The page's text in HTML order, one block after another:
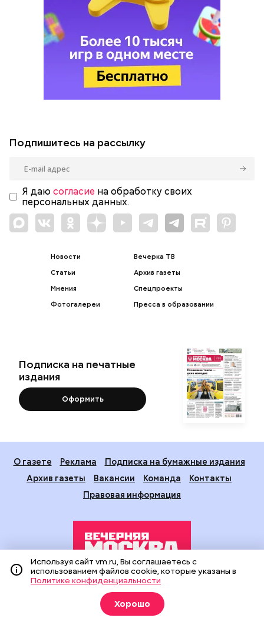
Подпишитесь на рассылку
Я даю согласие на обработку своих
персональных данных.
Новости
Статьи
Мнения
Фотогалереи
Вечерка ТВ
Архив газеты
Спецпроекты
Пресса в образовании
Подписка на печатные
издания
Оформить
О газете Реклама
Подписка на бумажные издания
Архив газеты
Вакансии Команда
Контакты
Правовая информация
Издание создано при финансовой поддержке Департамента
средств массовой информации и рекламы города Москвы.
На сайте применяются рекомендательные технологии
(информационные технологии предоставления информации
Используя сайт vm.ru, Вы соглашаетесь с
использованием файлов cookie, которые указаны в
Политике конфиденциальности
Хорошо